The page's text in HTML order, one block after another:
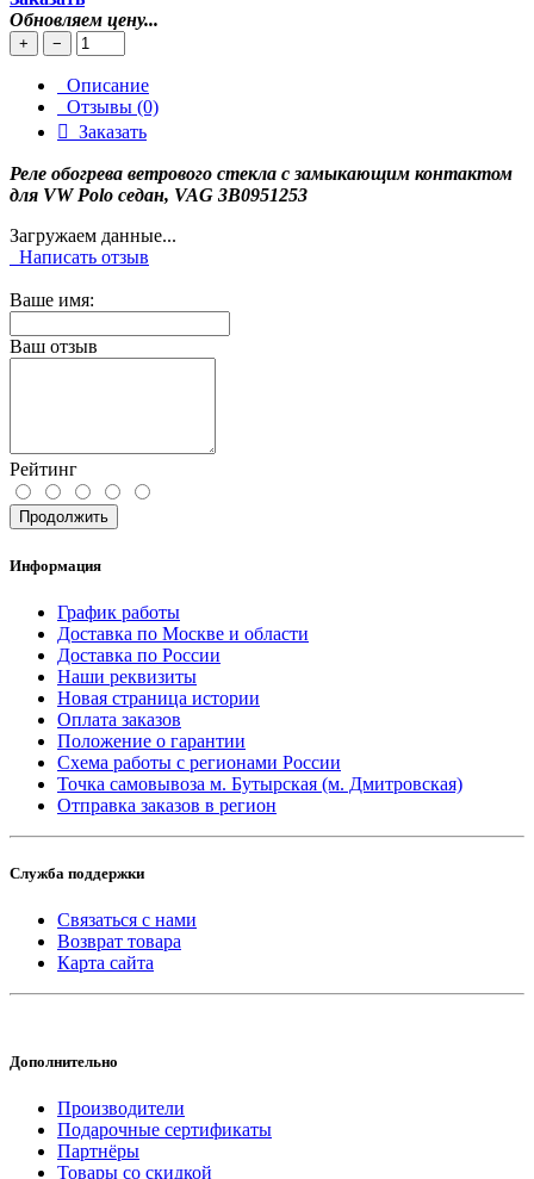
Обновляем цену...
+ −
Описание
Отзывы (0)
Заказать
Реле обогрева ветрового стекла с замыкающим контактом
для VW Polo седан, VAG 3B0951253
Загружаем данные...
Написать отзыв
Ваше имя:
Ваш отзыв
Рейтинг
Продолжить
Информация
График работы
Доставка по Москве и области
Доставка по России
Наши реквизиты
Новая страница истории
Оплата заказов
Положение о гарантии
Схема работы с регионами России
Точка самовывоза м. Бутырская (м. Дмитровская)
Отправка заказов в регион
Служба поддержки
Связаться с нами
Возврат товара
Карта сайта
Дополнительно
Производители
Подарочные сертификаты
Партнёры
Товары со скидкой